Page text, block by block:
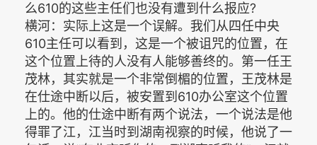
么610的这些主任们也没有遭到什么报应?
横河：实际上这是一个误解。我们从四任中央
610主任可以看到，这是一个被诅咒的位置，在
这个位置上待的人没有人能够善终的。第一任王
茂林，其实就是一个非常倒楣的位置，王茂林是
在仕途中断以后，被安置到610办公室这个位置
上的。他的仕途中断有两个说法，一个说法是他
得罪了江，江当时到湖南视察的时候，他说了一